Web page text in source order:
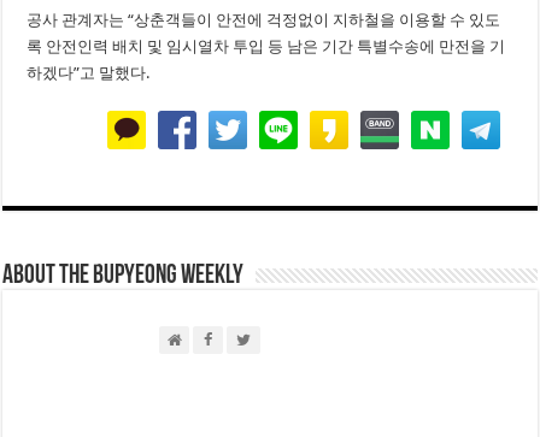
공사 관계자는 “상춘객들이 안전에 걱정없이 지하철을 이용할 수 있도
록 안전인력 배치 및 임시열차 투입 등 남은 기간 특별수송에 만전을 기
하겠다”고 말했다.
About THE BUPYEONG WEEKLY